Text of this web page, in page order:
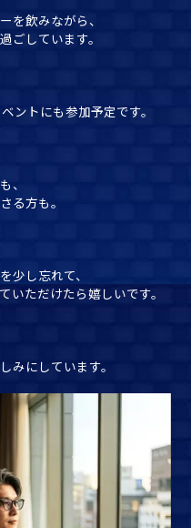
を飲みながら、
ごしています。
ントにも参加予定です。
、
る方も。
少し忘れて、
いただけたら嬉しいです。
みにしています。